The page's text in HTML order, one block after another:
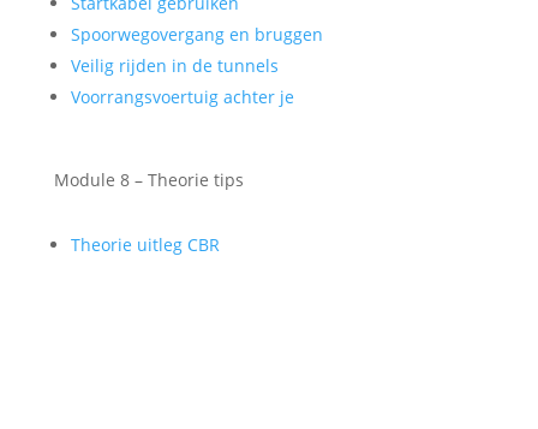
Spoorwegovergang en bruggen
Veilig rijden in de tunnels
Voorrangsvoertuig achter je
Module 8 – Theorie tips
Theorie uitleg CBR